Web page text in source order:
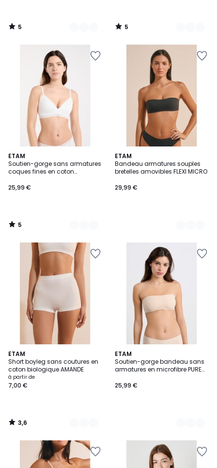
5
/
5
/
ETAM
Soutien-gorge sans armatures
coques fines en coton
25,99 €
5
/
5
5
Couleurs
5
/
ETAM
Bandeau armatures souples
bretelles amovibles FLEXI MICRO
29,99 €
3
Couleurs
ETAM
Short boyleg sans coutures en
coton biologique AMANDE
à partir de
7,00 €
3,6
/ 5
9
Couleurs
3,6
/
ETAM
Soutien-gorge bandeau sans
armatures en microfibre PURE
25,99 €
2
Couleurs